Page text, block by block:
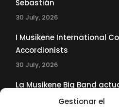
Gestionar el
Sebastián
30 July, 2026
I Musikene International
Accordionists
30 July, 2026
La Musikene Big Band
Tolliver en el 61 Jazzaldia